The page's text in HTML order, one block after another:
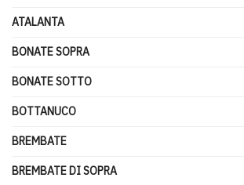
ATALANTA
BONATE SOPRA
BONATE SOTTO
BOTTANUCO
BREMBATE
BREMBATE DI SOPRA